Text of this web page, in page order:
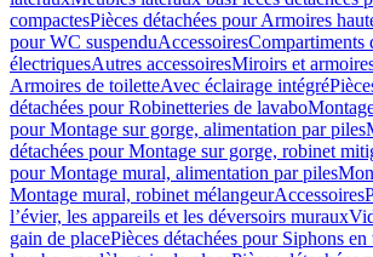
compactesPièces détachées pour Armoires
pour WC suspenduAccessoiresCompartiments
électriquesAutres accessoiresMiroirs et
Armoires de toiletteAvec éclairage intégré
détachées pour Robinetteries de lavabo
pour Montage sur gorge, alimentation par piles
détachées pour Montage sur gorge, robinet
pour Montage mural, alimentation par piles
Montage mural, robinet mélangeurAccessoires
l’évier, les appareils et les déversoirs muraux
gain de placePièces détachées pour Siphons